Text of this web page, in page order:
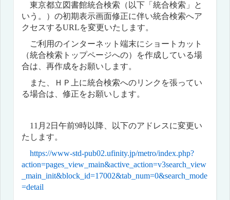
東京都立図書館統合検索（以下「統合検索」と
いう。）の初期表示画面修正に伴い統合検索へア
クセスするURLを変更いたします。
ご利用のインターネット端末にショートカット
（統合検索トップページへの）を作成している場
合は、再作成をお願いします。
また、ＨＰ上に統合検索へのリンクを張ってい
る場合は、修正をお願いします。
11月2日午前9時以降、以下のアドレスに変更い
たします。
https://www-std-pub02.ufinity.jp/metro/index.php?
action=pages_view_main&active_action=v3search_view
_main_init&block_id=17002&tab_num=0&search_mode
=detail